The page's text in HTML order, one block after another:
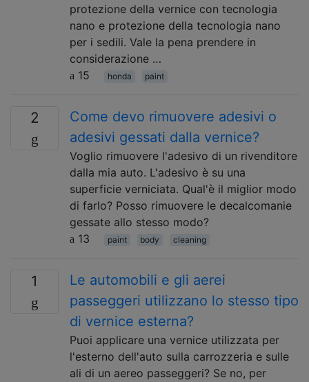
protezione della vernice con tecnologia
nano e protezione della tecnologia nano
per i sedili. Vale la pena prendere in
considerazione …
15
honda paint
2
Come devo rimuovere adesivi o
adesivi gessati dalla vernice?
Voglio rimuovere l'adesivo di un rivenditore
dalla mia auto. L'adesivo è su una
superficie verniciata. Qual'è il miglior modo
di farlo? Posso rimuovere le decalcomanie
gessate allo stesso modo?
13
paint body cleaning
1
Le automobili e gli aerei
passeggeri utilizzano lo stesso tipo
di vernice esterna?
Puoi applicare una vernice utilizzata per
l'esterno dell'auto sulla carrozzeria e sulle
ali di un aereo passeggeri? Se no, per